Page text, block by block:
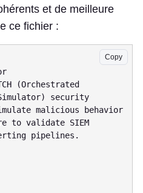
et de meilleure
ce fichier :
Copy
(Orchestrated
security
malicious behavior
to validate SIEM
pipelines.